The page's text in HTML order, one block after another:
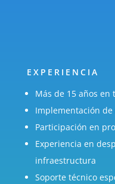
EXPERIENCIA
Más de 15 años en
Implementación
Participación en
Experiencia en
infraestructura
Soporte técnico